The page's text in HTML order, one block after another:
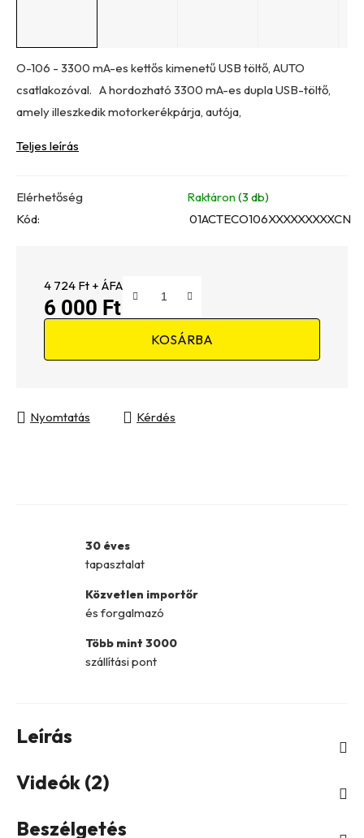
O-106 - 3300 mA-es kettős kimenetű USB töltő, AUTO
csatlakozóval. A hordozható 3300 mA-es dupla USB-töltő,
amely illeszkedik motorkerékpárja, autója,
Teljes leírás
Elérhetőség Raktáron(3 db)
Kód:
01ACTECO106XXXXXXXXXCN
4 724 Ft + ÁFA
6 000 Ft
KOSÁRBA
Nyomtatás Kérdés
30 éves
tapasztalat
Közvetlen importőr
és forgalmazó
Több mint 3000
szállítási pont
Leírás
Videók (2)
Beszélgetés